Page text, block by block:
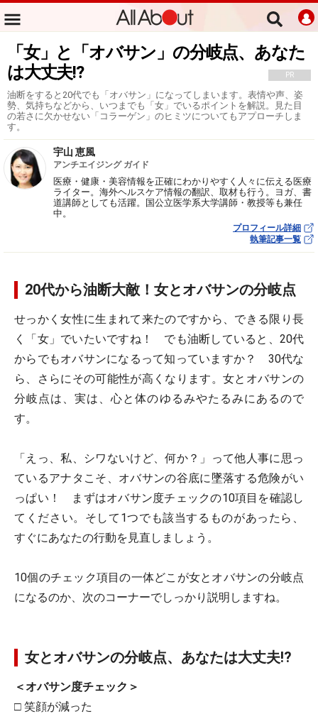
「女」と「オバサン」の分岐点、あなた
は大丈夫!?
PR
油断をすると20代でも「オバサン」になってしまいます。表情や声、姿
勢、気持ちなどから、いつまでも「女」でいるポイントを解説。見た目
の若さに欠かせない「コラーゲン」のヒミツについてもアプローチしま
す。
宇山 恵風
アンチエイジング ガイド
医療・健康・美容情報を正確にわかりやすく人々に伝える医療
ライター。海外ヘルスケア情報の翻訳、取材も行う。ヨガ、書
道講師としても活躍。国公立医学系大学講師・教授等も兼任
中。
プロフィール詳細
執筆記事一覧
20代から油断大敵！女とオバサンの分岐点
せっかく女性に生まれて来たのですから、できる限り長
く「女」でいたいですね！ でも油断していると、20代
からでもオバサンになるって知っていますか？ 30代な
ら、さらにその可能性が高くなります。女とオバサンの
分岐点は、実は、心と体のゆるみやたるみにあるので
す。
「えっ、私、シワないけど、何か？」って他人事に思っ
ているアナタこそ、オバサンの谷底に墜落する危険がい
っぱい！ まずはオバサン度チェックの10項目を確認し
てください。そして1つでも該当するものがあったら、
すぐにあなたの行動を見直しましょう。
10個のチェック項目の一体どこが女とオバサンの分岐点
になるのか、次のコーナーでしっかり説明しますね。
女とオバサンの分岐点、あなたは大丈夫!?
＜オバサン度チェック＞
□ 笑顔が減った